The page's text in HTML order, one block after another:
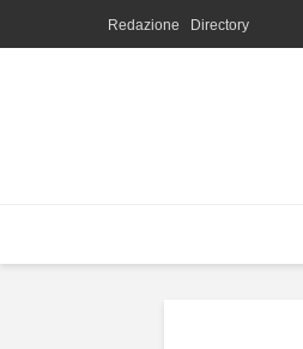
Redazione Directory